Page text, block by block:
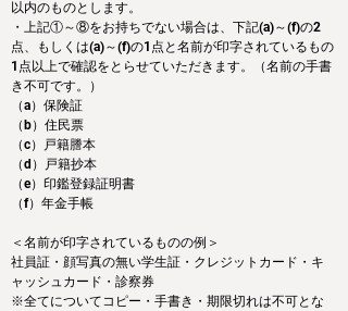
以内のものとします。
・上記①～⑧をお持ちでない場合は、下記(a)～(f)の2
点、もしくは(a)～(f)の1点と名前が印字されているもの
1点以上で確認をとらせていただきます。（名前の手書
き不可です。）
（a）保険証
（b）住民票
（c）戸籍謄本
（d）戸籍抄本
（e）印鑑登録証明書
（f）年金手帳
＜名前が印字されているものの例＞
社員証・顔写真の無い学生証・クレジットカード・キ
ャッシュカード・診察券
※全てについてコピー・手書き・期限切れは不可とな